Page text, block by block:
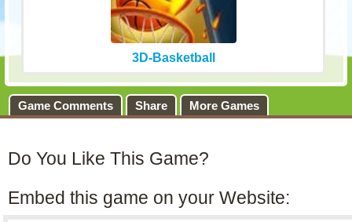
3D-Basketball
Game Comments Share More Games
Do You Like This Game?
Embed this game on your Website: